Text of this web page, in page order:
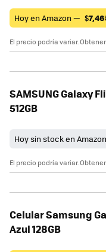
Hoy en Amazon — $
El precio podría variar.
SAMSUNG Galaxy
512GB
Hoy sin stock en Amazon
El precio podría variar.
Celular Samsung
Azul 128GB